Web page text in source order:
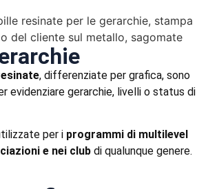
, differenziate per grafica, sono
evidenziare gerarchie, livelli o status di
per i programmi di multilevel
e nei club di qualunque genere.